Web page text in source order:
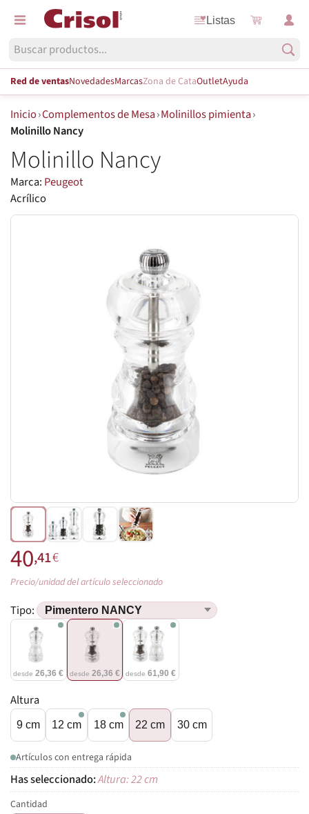
Listas
Red de ventasNovedadesMarcasZona de CataOutletAyuda
Inicio›Complementos de Mesa›Molinillos pimienta›
Molinillo Nancy
Molinillo Nancy
Marca: Peugeot
Acrílico
40,41€
Precio/unidad del artículo seleccionado
Tipo:
desde26,36 € desde 26,36 € desde61,90 €
Altura
9 cm 12 cm 18 cm 22 cm 30 cm
Artículos con entrega rápida
Altura: 22 cm
Cantidad